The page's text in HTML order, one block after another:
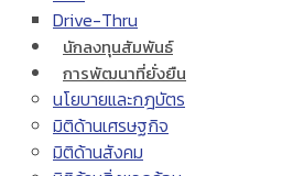
Drive-Thru
นักลงทุนสัมพันธ์
การพัฒนาที่ยั่งยืน
นโยบายและกฎบัตร
มิติด้านเศรษฐกิจ
มิติด้านสังคม